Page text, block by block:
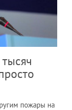
пожары на